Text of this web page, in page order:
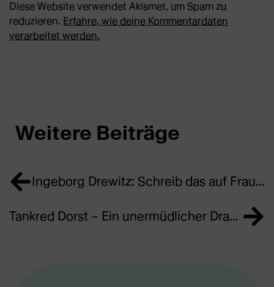
Diese Website verwendet Akismet, um Spam zu
reduzieren. Erfahre, wie deine Kommentardaten
verarbeitet werden.
Weitere Beiträge
Ingeborg Drewitz: Schreib das auf Frau | #femaleheritage
Tankred Dorst – Ein unermüdlicher Dramatiker und Weltverzauberer